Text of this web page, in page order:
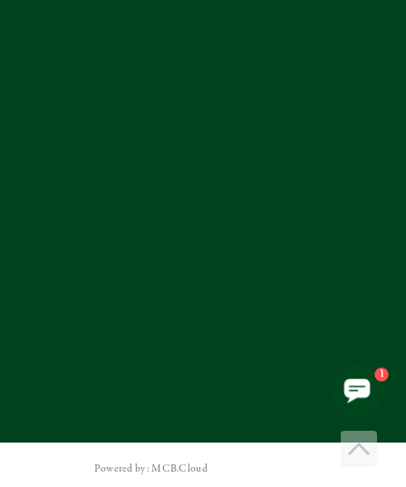
Powered by: MCB.Cloud
1